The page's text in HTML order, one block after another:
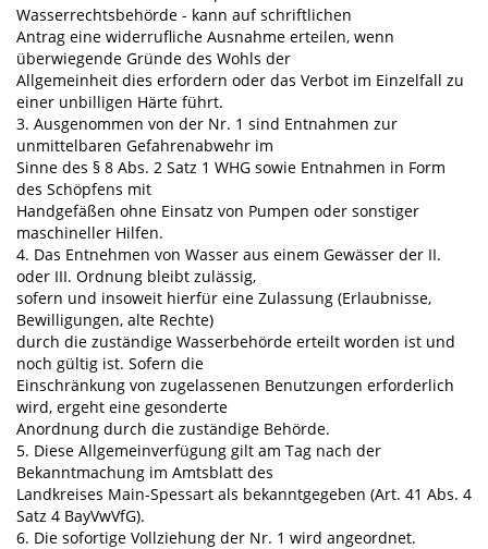
Wasserrechtsbehörde - kann auf schriftlichen
Antrag eine widerrufliche Ausnahme erteilen, wenn
überwiegende Gründe des Wohls der
Allgemeinheit dies erfordern oder das Verbot im Einzelfall zu
einer unbilligen Härte führt.
3. Ausgenommen von der Nr. 1 sind Entnahmen zur
unmittelbaren Gefahrenabwehr im
Sinne des § 8 Abs. 2 Satz 1 WHG sowie Entnahmen in Form
des Schöpfens mit
Handgefäßen ohne Einsatz von Pumpen oder sonstiger
maschineller Hilfen.
4. Das Entnehmen von Wasser aus einem Gewässer der II.
oder III. Ordnung bleibt zulässig,
sofern und insoweit hierfür eine Zulassung (Erlaubnisse,
Bewilligungen, alte Rechte)
durch die zuständige Wasserbehörde erteilt worden ist und
noch gültig ist. Sofern die
Einschränkung von zugelassenen Benutzungen erforderlich
wird, ergeht eine gesonderte
Anordnung durch die zuständige Behörde.
5. Diese Allgemeinverfügung gilt am Tag nach der
Bekanntmachung im Amtsblatt des
Landkreises Main-Spessart als bekanntgegeben (Art. 41 Abs. 4
Satz 4 BayVwVfG).
6. Die sofortige Vollziehung der Nr. 1 wird angeordnet.